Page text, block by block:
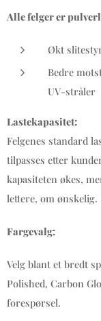
Alle felger er
Økt
Bedre
UV-stråler
Lastekapasitet:
Felgenes standard
tilpasses etter
kapasiteten økes,
lettere, om ønskelig.
Fargevalg:
Velg blant et bredt
Polished, Carbon
forespørsel.